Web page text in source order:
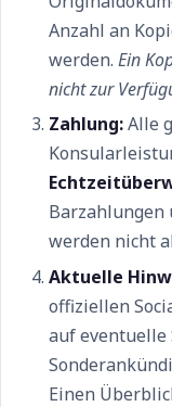
Anzahl an
werden. Ein
nicht zur
Zahlung:Alle
Barzahlungen
werden nicht
Aktuelle
offiziellen
auf eventuelle
Einen